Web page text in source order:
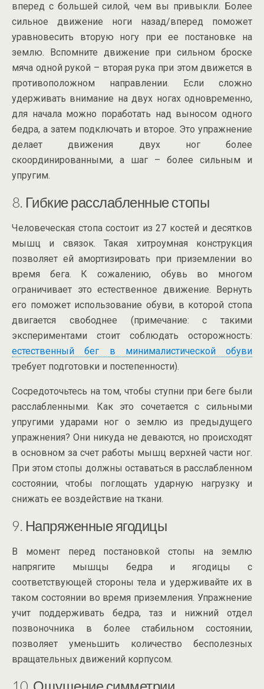
вперед с большей силой, чем вы привыкли. Более
сильное движение ноги назад/вперед поможет
уравновесить вторую ногу при ее постановке на
землю. Вспомните движение при сильном броске
мяча одной рукой – вторая рука при этом движется в
противоположном направлении. Если сложно
удерживать внимание на двух ногах одновременно,
для начала можно поработать над выносом одного
бедра, а затем подключать и второе. Это упражнение
делает движения двух ног более
скоординированными, а шаг – более сильным и
упругим.
8. Гибкие расслабленные стопы
Человеческая стопа состоит из 27 костей и десятков
мышц и связок. Такая хитроумная конструкция
позволяет ей амортизировать при приземлении во
время бега. К сожалению, обувь во многом
ограничивает это естественное движение. Вернуть
его поможет использование обуви, в которой стопа
двигается свободнее (примечание: с такими
экспериментами стоит соблюдать осторожность:
естественный бег в минималистической обуви
требует подготовки и постепенности).
Сосредоточьтесь на том, чтобы ступни при беге были
расслабленными. Как это сочетается с сильными
упругими ударами ног о землю из предыдущего
упражнения? Они никуда не деваются, но происходят
в основном за счет работы мышц верхней части ног.
При этом стопы должны оставаться в расслабленном
состоянии, чтобы поглощать ударную нагрузку и
снижать ее воздействие на ткани.
9. Напряженные ягодицы
В момент перед постановкой стопы на землю
напрягите мышцы бедра и ягодицы с
соответствующей стороны тела и удерживайте их в
таком состоянии во время приземления. Упражнение
учит поддерживать бедра, таз и нижний отдел
позвоночника в более стабильном состоянии,
позволяет уменьшить количество бесполезных
вращательных движений корпусом.